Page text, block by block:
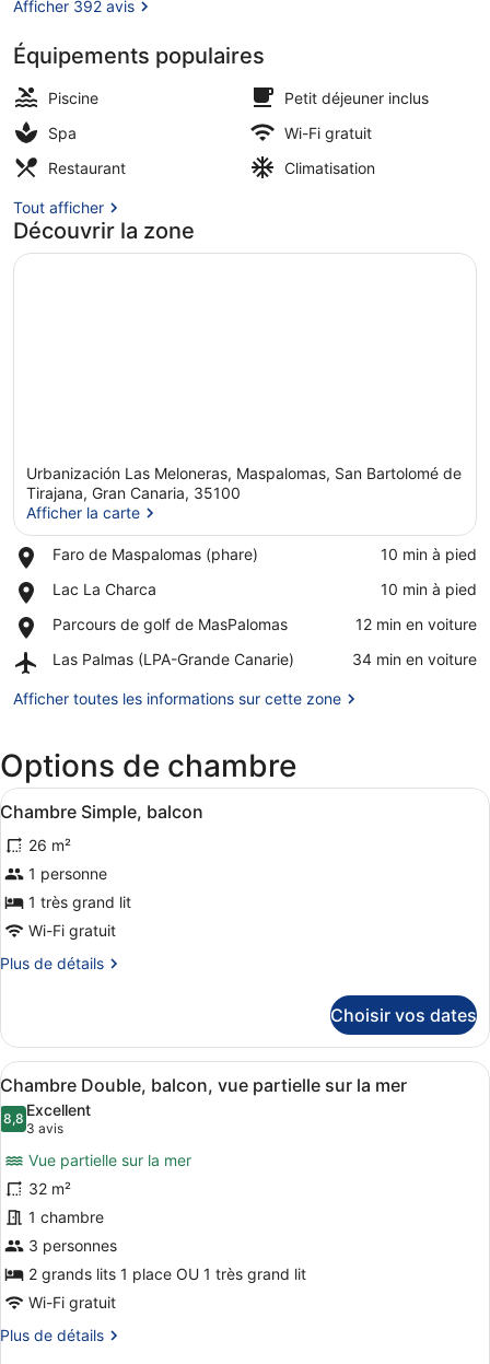
5 piscines extérieures, parasols
Afficher 392 avis
Équipements populaires
Piscine
Petit déjeuner inclus
Spa
Wi-Fi gratuit
Restaurant
Climatisation
Tout afficher
Découvrir la zone
Afficher la carte
Urbanización Las Meloneras, Maspalomas, San Bartolomé de
Tirajana, Gran Canaria, 35100
Afficher la carte
Faro de Maspalomas (phare)
Place,
de
(phare)
‪10 min à pied‬
Lac La Charca
Place,
La
‪10 min à pied‬
Parcours de golf de MasPalomas
Place,
de
de
‪12 min en voiture‬
Las Palmas (LPA-Grande Canarie)
Airport,
Palmas
Canarie)
‪34 min en voiture‬
Afficher toutes les informations sur cette zone
Options de chambre
Afficher
toutes
les
photos
pour
ce
de
Simple,
balcon
Une chambre d’hôtel moderne
2
Chambre Simple, balcon
26 m²
1 personne
1 très grand lit
Wi-Fi gratuit
Plus de détails
Plus
le
type
de
chambre
Chambre
Simple,
balcon
Choisir vos dates
Afficher
toutes
les
photos
pour
ce
type
de
chambre :
Chambre
Double,
balcon,
Une chambre d’hôtel
2
Chambre Double, balcon, vue partielle sur la mer
8,88,8 sur 10
Excellent
3 avis
(3 avis)
Vue partielle sur la mer
32 m²
1 chambre
3 personnes
2 grands lits 1 place OU 1 très grand lit
Wi-Fi gratuit
Plus de détails
Plus